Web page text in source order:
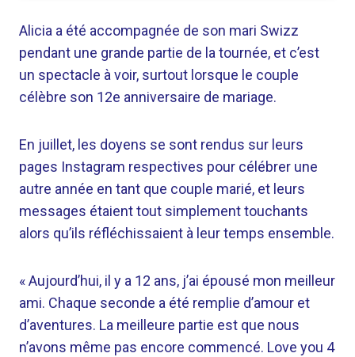
Alicia a été accompagnée de son mari Swizz
pendant une grande partie de la tournée, et c’est
un spectacle à voir, surtout lorsque le couple
célèbre son 12e anniversaire de mariage.
En juillet, les doyens se sont rendus sur leurs
pages Instagram respectives pour célébrer une
autre année en tant que couple marié, et leurs
messages étaient tout simplement touchants
alors qu’ils réfléchissaient à leur temps ensemble.
« Aujourd’hui, il y a 12 ans, j’ai épousé mon meilleur
ami. Chaque seconde a été remplie d’amour et
d’aventures. La meilleure partie est que nous
n’avons même pas encore commencé. Love you 4